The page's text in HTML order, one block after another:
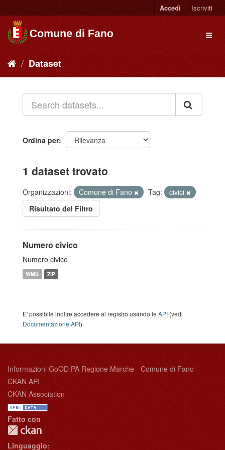
Accedi Iscriviti
Dataset
Ordina per
1 dataset trovato
Organizzazioni: Comune di Fano Tag:
civici
Risultato del Filtro
Numero civico
Numero civico
WMS ZIP
E' possibile inoltre accedere al registro usando le API (vedi
Documentazione API).
Informazioni GoOD PA Regione Marche - Comune di Fano
CKAN API
CKAN Association
Fatto con
Linguaggio